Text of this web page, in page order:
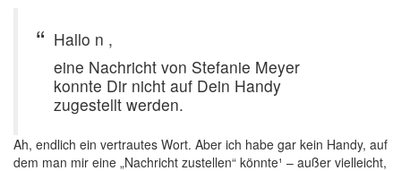
Hallo n ,
eine Nachricht von Stefanie Meyer
konnte Dir nicht auf Dein Handy
zugestellt werden.
Ah, endlich ein vertrautes Wort. Aber ich habe gar kein Handy, auf
dem man mir eine „Nachricht zustellen“ könnte¹ – außer vielleicht,